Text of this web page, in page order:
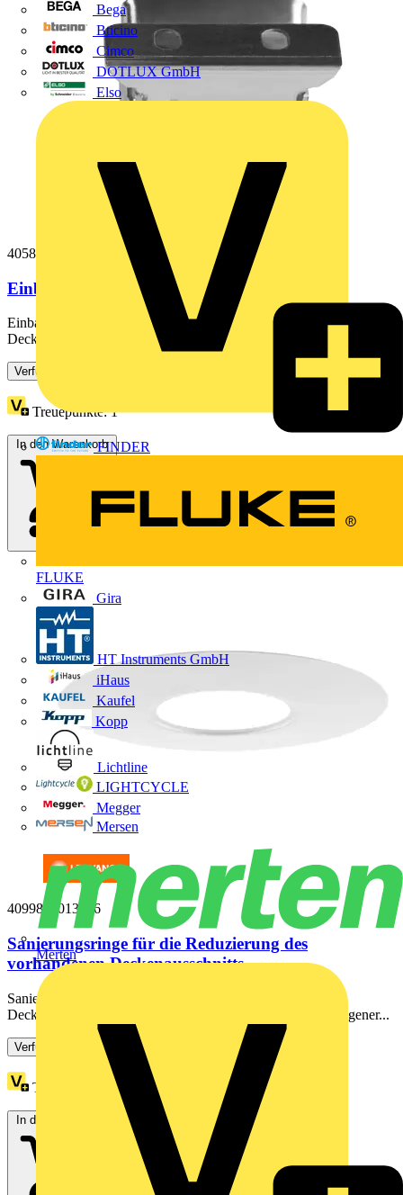
Bega
Bticino
Cimco
DOTLUX GmbH
Elso
FINDER
FLUKE
Gira
HT Instruments GmbH
iHaus
Kaufel
Kopp
Lichtline
LIGHTCYCLE
Megger
Mersen
Merten
4058075409859
Einbauklemmen für Panel-Leuchten
Einbauklemmen für Panel-Leuchten. Produkteigenschaften:
Deckenstärke: 10 bis 20 mm. Produktvorteile: Passend für den...
Verfügbar: 4 Händler
Treuepunkte:1
In den Warenkorb
4099854013416
Sanierungsringe für die Reduzierung des
vorhandenen Deckenausschnitts
Sanierungsringe für die Reduzierung des vorhandenen
Deckenausschnitts. Produkteigenschaften: Material: tiefgezogener...
Verfügbar: 3 Händler
Treuepunkte: 1
In den Warenkorb